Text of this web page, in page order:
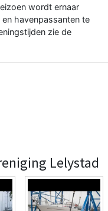
wordt ernaar
havenpassanten te
zie de
Lelystad